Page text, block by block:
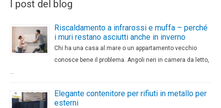
I post del blog
Riscaldamento a infrarossi e muffa – perché
i muri restano asciutti anche in inverno
Chi ha una casa al mare o un appartamento vecchio
conosce bene il problema. Angoli neri in camera da letto,
Elegante contenitore per rifiuti in metallo per
esterni